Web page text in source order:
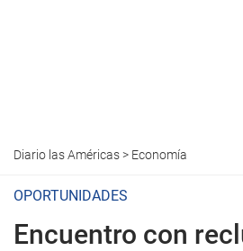
Diario las Américas> Economía
OPORTUNIDADES
Encuentro con